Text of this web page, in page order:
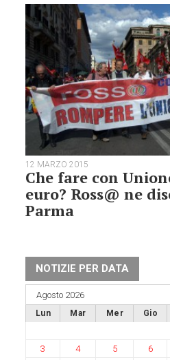
12 MARZO 2015
Che fare con
euro? Ross@ ne
Parma
NOTIZIE PER DATA
Agosto 2026
Lun Mar Mer Gio
3
4 5 6